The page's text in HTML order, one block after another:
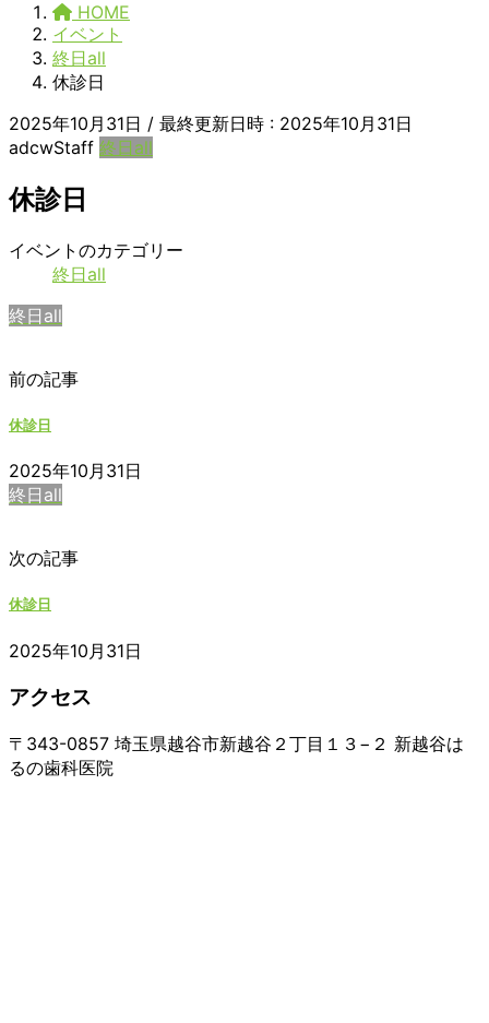
HOME
イベント
終日all
休診日
2025年10月31日 / 最終更新日時 : 2025年10月31日
adcwStaff 終日all
休診日
休
イベントのカテゴリー
終日all
終日all
前の記事
休診日
2025年10月31日
終日all
次の記事
休診日
2025年10月31日
アクセス
〒343-0857 埼玉県越谷市新越谷２丁目１３−２ 新越谷は
るの歯科医院